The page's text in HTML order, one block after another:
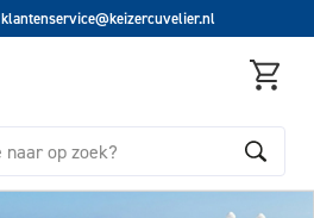
klantenservice@keizercuvelier.nl